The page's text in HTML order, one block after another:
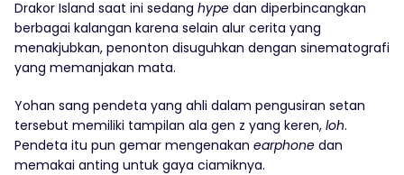
Drakor Island saat ini sedang hype dan diperbincangkan
berbagai kalangan karena selain alur cerita yang
menakjubkan, penonton disuguhkan dengan sinematografi
yang memanjakan mata.
Yohan sang pendeta yang ahli dalam pengusiran setan
tersebut memiliki tampilan ala gen z yang keren, loh.
Pendeta itu pun gemar mengenakan earphone dan
memakai anting untuk gaya ciamiknya.